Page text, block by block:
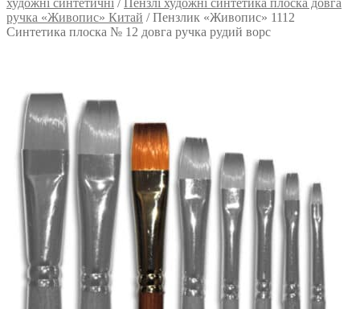
художні синтетичні /Пензлі художні синтетика плоска довга
ручка «Живопис» Китай /Пензлик «Живопис» 1112
Синтетика плоска № 12 довга ручка рудий ворс